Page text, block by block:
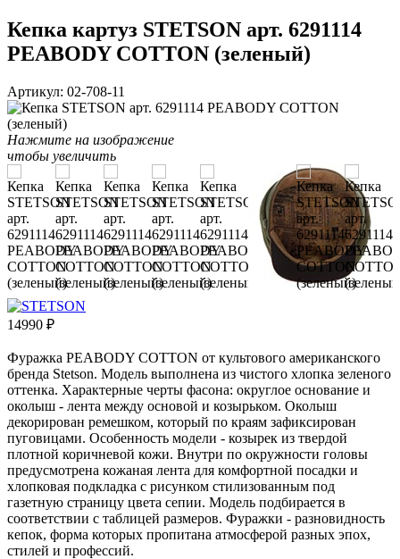
Кепка картуз STETSON арт. 6291114
PEABODY COTTON (зеленый)
Артикул: 02-708-11
Нажмите на изображение
чтобы увеличить
14990 ₽
Фуражка PEABODY COTTON от культового американского
бренда Stetson. Модель выполнена из чистого хлопка зеленого
оттенка. Характерные черты фасона: округлое основание и
околыш - лента между основой и козырьком. Околыш
декорирован ремешком, который по краям зафиксирован
пуговицами. Особенность модели - козырек из твердой
плотной коричневой кожи. Внутри по окружности головы
предусмотрена кожаная лента для комфортной посадки и
хлопковая подкладка с рисунком стилизованным под
газетную страницу цвета сепии. Модель подбирается в
соответствии с таблицей размеров. Фуражки - разновидность
кепок, форма которых пропитана атмосферой разных эпох,
стилей и профессий.